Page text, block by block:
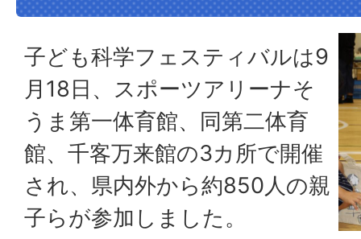
子ども科学フェスティバルは9
月18日、スポーツアリーナそ
うま第一体育館、同第二体育
館、千客万来館の3カ所で開催
され、県内外から約850人の親
子らが参加しました。